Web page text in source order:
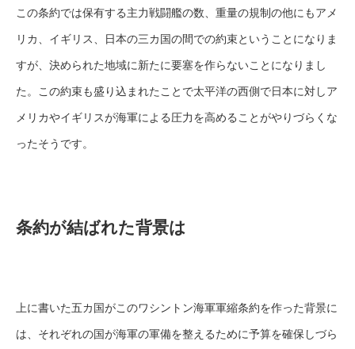
この条約では保有する主力戦闘艦の数、重量の規制の他にもアメ
リカ、イギリス、日本の三カ国の間での約束ということになりま
すが、決められた地域に新たに要塞を作らないことになりまし
た。この約束も盛り込まれたことで太平洋の西側で日本に対しア
メリカやイギリスが海軍による圧力を高めることがやりづらくな
ったそうです。
条約が結ばれた背景は
上に書いた五カ国がこのワシントン海軍軍縮条約を作った背景に
は、それぞれの国が海軍の軍備を整えるために予算を確保しづら